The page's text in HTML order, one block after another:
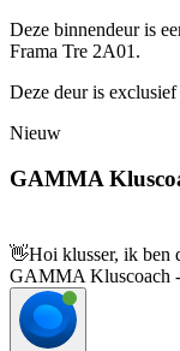
Deze binnendeur is
Frama Tre 2A01.
Deze deur is
Nieuw
GAMMA
👋Hoi klusser, ik ben
GAMMA Kluscoach